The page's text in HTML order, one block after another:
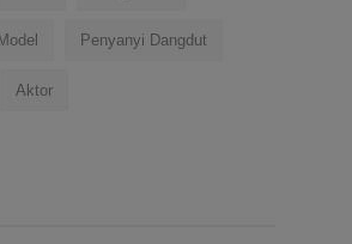
Model Penyanyi Dangdut
Aktor